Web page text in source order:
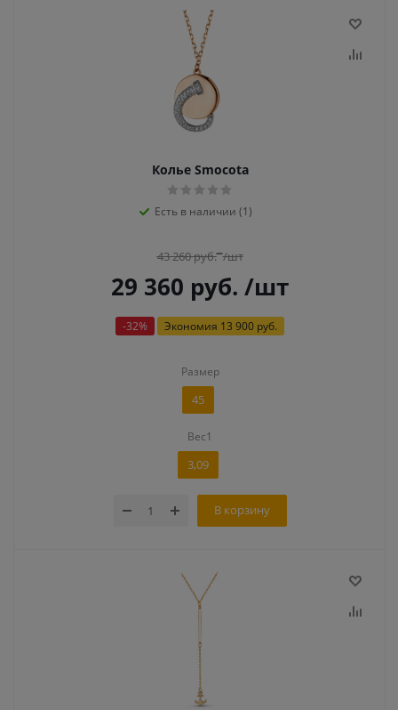
Колье Smocota
Есть в наличии (1)
43 260руб. /шт
29 360 руб. /шт
-32% Экономия 13 900 руб.
Размер
45
Вес1
3,09
В корзину